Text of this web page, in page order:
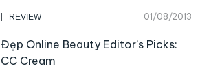
REVIEW 01/08/2013
Đẹp Online Beauty Editor’s Picks:
CC Cream